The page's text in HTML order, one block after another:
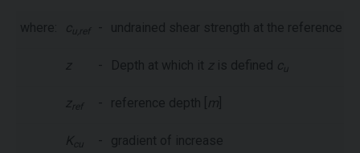
where: c u,ref - undrained shear strength at the reference
z - Depth at which it zis defined c u
zref - reference depth [ m
K cu - gradient of increase